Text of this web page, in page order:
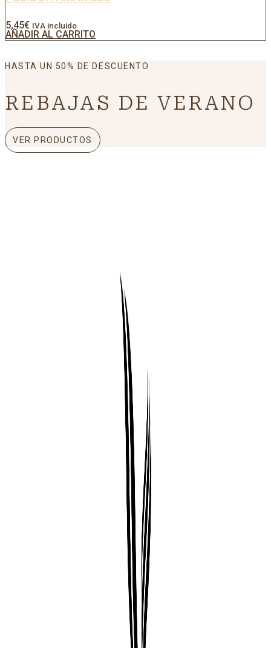
5,45€ IVA incluido
AÑADIR AL CARRITO
HASTA UN 50% DE DESCUENTO
REBAJAS DE VERANO
VER PRODUCTOS